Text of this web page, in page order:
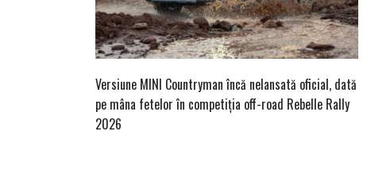
Versiune MINI Countryman încă nelansată oficial, dată
pe mâna fetelor în competiția off-road Rebelle Rally
2026